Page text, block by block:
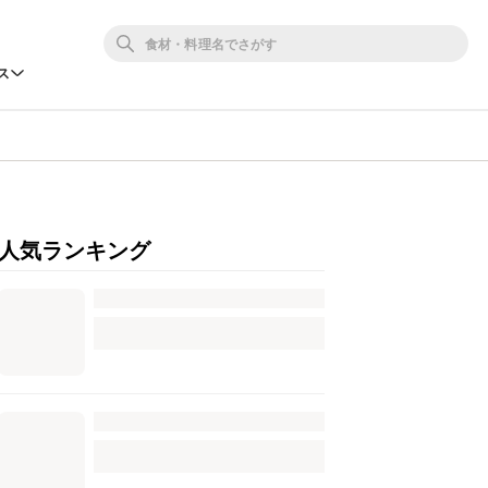
人気ランキング